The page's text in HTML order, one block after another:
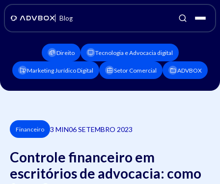
Blog
Direito Tecnologia e Advocacia digital
Marketing Jurídico Digital Setor Comercial ADVBOX
Financeiro 3 MIN06 SETEMBRO 2023
Controle financeiro em
escritórios de advocacia: como